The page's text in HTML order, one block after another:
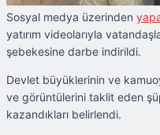
Sosyal medya üzerinden
yatırım videolarıyla
şebekesine darbe indirildi.
Devlet büyüklerinin ve
ve görüntülerini taklit eden
kazandıkları belirlendi.